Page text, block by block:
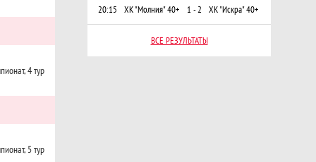
4 тур
5 тур
20:15 ХК "Молния" 40+ 1 - 2 ХК "Искра" 40+
ВСЕ РЕЗУЛЬТАТЫ